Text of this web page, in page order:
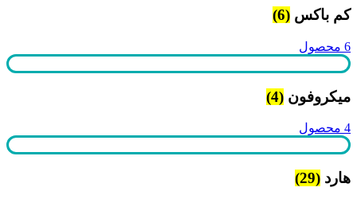
کم باکس (6)
6 محصول
میکروفون (4)
4 محصول
هارد (29)